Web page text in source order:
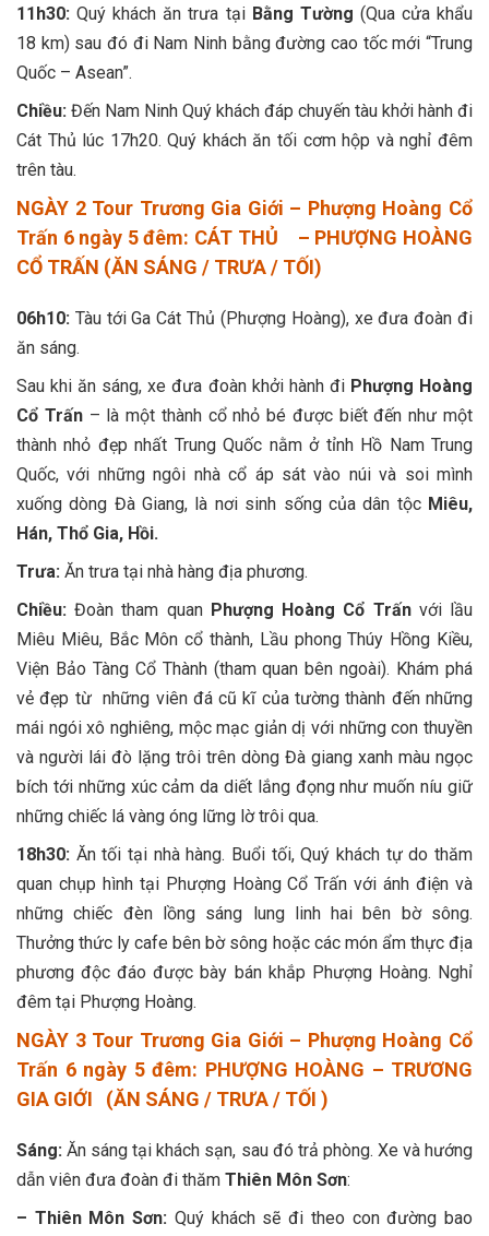
11h30:Quý khách ăn trưa tại Bằng Tường (Qua cửa khẩu
18 km) sau đó đi Nam Ninh bằng đường cao tốc mới “Trung
Quốc – Asean”.
Chiều: Đến Nam Ninh Quý khách đáp chuyến tàu khởi hành đi
Cát Thủ lúc 17h20. Quý khách ăn tối cơm hộp và nghỉ đêm
trên tàu.
NGÀY 2 Tour Trương Gia Giới – Phượng Hoàng Cổ
Trấn 6 ngày 5 đêm: CÁT THỦ – PHƯỢNG HOÀNG
CỔ TRẤN (ĂN SÁNG / TRƯA / TỐI)
06h10: Tàu tới Ga Cát Thủ (Phượng Hoàng), xe đưa đoàn đi
ăn sáng.
Sau khi ăn sáng, xe đưa đoàn khởi hành đi Phượng Hoàng
Cổ Trấn– là một thành cổ nhỏ bé được biết đến như một
thành nhỏ đẹp nhất Trung Quốc nằm ở tỉnh Hồ Nam Trung
Quốc, với những ngôi nhà cổ áp sát vào núi và soi mình
xuống dòng Đà Giang, là nơi sinh sống của dân tộc Miêu,
Hán, Thổ Gia, Hồi.
Trưa: Ăn trưa tại nhà hàng địa phương.
Chiều:Đoàn tham quan Phượng Hoàng Cổ Trấn với lầu
Miêu Miêu, Bắc Môn cổ thành, Lầu phong Thúy Hồng Kiều,
Viện Bảo Tàng Cổ Thành (tham quan bên ngoài). Khám phá
vẻ đẹp từ những viên đá cũ kĩ của tường thành đến những
mái ngói xô nghiêng, mộc mạc giản dị với những con thuyền
và người lái đò lặng trôi trên dòng Đà giang xanh màu ngọc
bích tới những xúc cảm da diết lắng đọng như muốn níu giữ
những chiếc lá vàng óng lững lờ trôi qua.
18h30: Ăn tối tại nhà hàng. Buổi tối, Quý khách tự do thăm
quan chụp hình tại Phượng Hoàng Cổ Trấn với ánh điện và
những chiếc đèn lồng sáng lung linh hai bên bờ sông.
Thưởng thức ly cafe bên bờ sông hoặc các món ẩm thực địa
phương độc đáo được bày bán khắp Phượng Hoàng. Nghỉ
đêm tại Phượng Hoàng.
NGÀY 3 Tour Trương Gia Giới – Phượng Hoàng Cổ
Trấn 6 ngày 5 đêm: PHƯỢNG HOÀNG – TRƯƠNG
GIA GIỚI (ĂN SÁNG / TRƯA / TỐI )
Sáng:Ăn sáng tại khách sạn, sau đó trả phòng. Xe và hướng
dẫn viên đưa đoàn đi thăm Thiên Môn Sơn:
– Thiên Môn Sơn: Quý khách sẽ đi theo con đường bao